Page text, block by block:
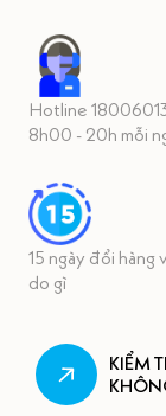
Hotline
8h00 - 20h mỗi
15 ngày đổi hàng
do gì
KIỂM